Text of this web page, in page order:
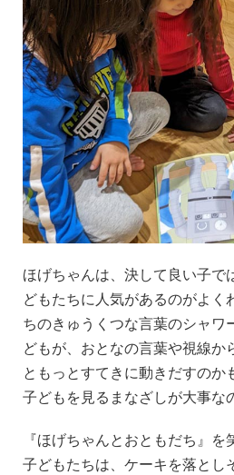
ほげちゃんは、決して良い子で
どもたちに人気があるのがよく
ちのきゅうくつな言葉のシャワ
どもが、おとなの言葉や視線か
ともっとすてきに動きだすのか
子どもを見るまなざしが大事な
『ほげちゃんとおともだち』
子どもたちは、ケーキを落とし